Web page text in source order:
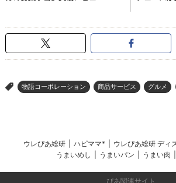
> 物語コーポレーション 商品サービス グルメ
ウレぴあ総研 ハピママ* ウレぴあ総研 ディ
うまいめし
うまいパン うまい肉
ぴあ関連サイト